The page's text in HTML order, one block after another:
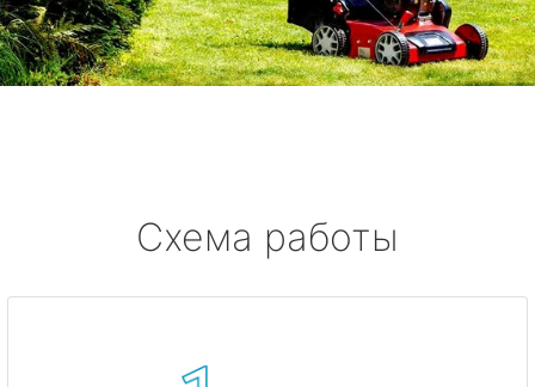
Схема работы